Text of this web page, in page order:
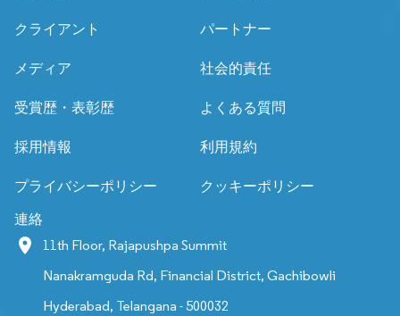
クライアント パートナー
メディア 社会的責任
受賞歴・表彰歴 よくある質問
採用情報 利用規約
プライバシーポリシー クッキーポリシー
連絡
11th Floor, Rajapushpa Summit
Nanakramguda Rd, Financial District, Gachibowli
Hyderabad, Telangana - 500032